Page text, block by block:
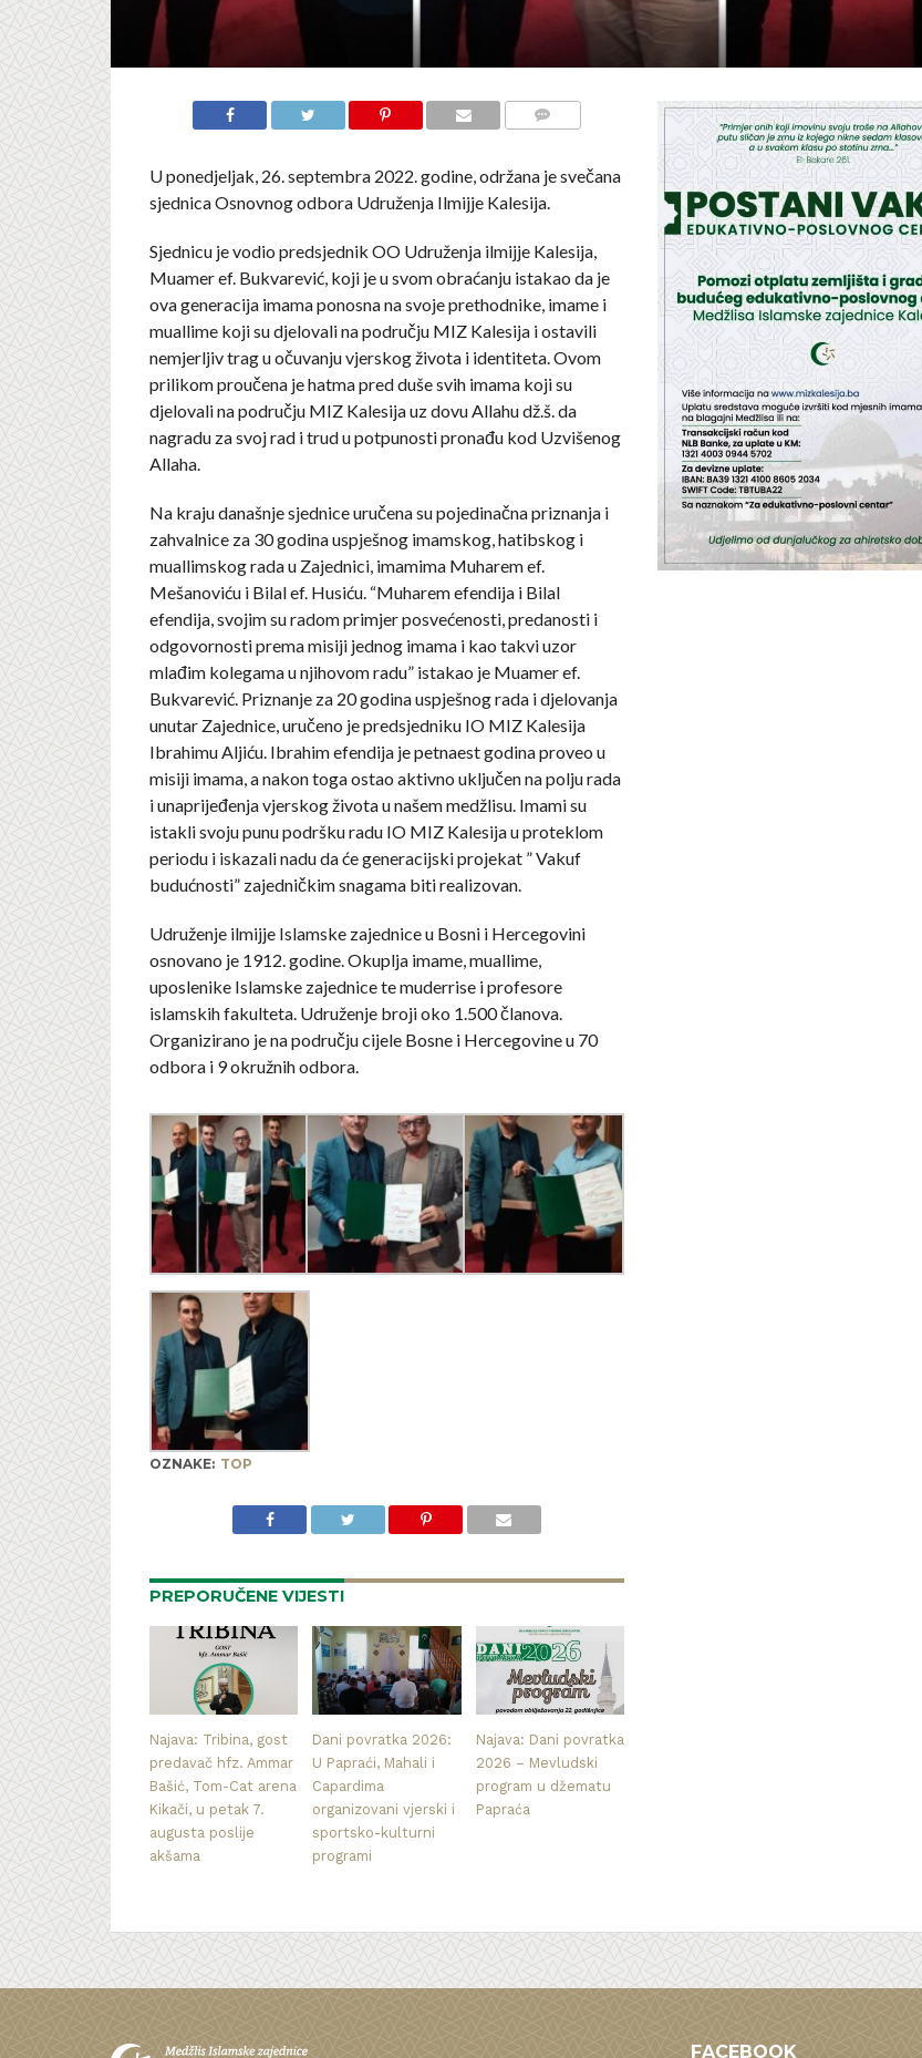
U ponedjeljak, 26. septembra 2022. godine, održana je svečana
sjednica Osnovnog odbora Udruženja Ilmijje Kalesija.
Sjednicu je vodio predsjednik OO Udruženja ilmijje Kalesija,
Muamer ef. Bukvarević, koji je u svom obraćanju istakao da je
ova generacija imama ponosna na svoje prethodnike, imame i
muallime koji su djelovali na području MIZ Kalesija i ostavili
nemjerljiv trag u očuvanju vjerskog života i identiteta. Ovom
prilikom proučena je hatma pred duše svih imama koji su
djelovali na području MIZ Kalesija uz dovu Allahu dž.š. da
nagradu za svoj rad i trud u potpunosti pronađu kod Uzvišenog
Allaha.
Na kraju današnje sjednice uručena su pojedinačna priznanja i
zahvalnice za 30 godina uspješnog imamskog, hatibskog i
muallimskog rada u Zajednici, imamima Muharem ef.
Mešanoviću i Bilal ef. Husiću. “Muharem efendija i Bilal
efendija, svojim su radom primjer posvećenosti, predanosti i
odgovornosti prema misiji jednog imama i kao takvi uzor
mlađim kolegama u njihovom radu” istakao je Muamer ef.
Bukvarević. Priznanje za 20 godina uspješnog rada i djelovanja
unutar Zajednice, uručeno je predsjedniku IO MIZ Kalesija
Ibrahimu Aljiću. Ibrahim efendija je petnaest godina proveo u
misiji imama, a nakon toga ostao aktivno uključen na polju rada
i unaprijeđenja vjerskog života u našem medžlisu. Imami su
istakli svoju punu podršku radu IO MIZ Kalesija u proteklom
periodu i iskazali nadu da će generacijski projekat ” Vakuf
budućnosti” zajedničkim snagama biti realizovan.
Udruženje ilmijje Islamske zajednice u Bosni i Hercegovini
osnovano je 1912. godine. Okuplja imame, muallime,
uposlenike Islamske zajednice te muderrise i profesore
islamskih fakulteta. Udruženje broji oko 1.500 članova.
Organizirano je na području cijele Bosne i Hercegovine u 70
odbora i 9 okružnih odbora.
OZNAKE: TOP
PREPORUČENE VIJESTI
Najava: Tribina, gost
predavač hfz. Ammar
Bašić, Tom-Cat arena
Kikači, u petak 7.
augusta poslije
akšama
Dani povratka 2026:
U Papraći, Mahali i
Capardima
organizovani vjerski i
sportsko-kulturni
programi
Najava: Dani povratka
2026 – Mevludski
program u džematu
Papraća
FACEBOOK